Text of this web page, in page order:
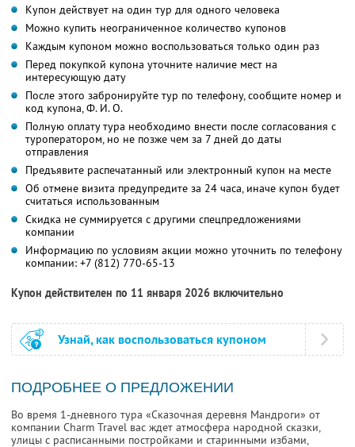
Купон действует на один тур для одного человека
Можно купить неограниченное количество купонов
Каждым купоном можно воспользоваться только один раз
Перед покупкой купона уточните наличие мест на
интересующую дату
После этого забронируйте тур по телефону, сообщите номер и
код купона,Ф. И. О.
Полную оплату тура необходимо внести после согласования с
туроператором, но не позже чем за 7 дней до даты
отправления
Предъявите распечатанный или электронный купон на месте
Об отмене визита предупредите за 24 часа, иначе купон будет
считаться использованным
Скидка не суммируется с другими спецпредложениями
компании
Информацию по условиям акции можно уточнить по телефону
компании: +7 (812) 770-65-13
Купон действителен по 11 января 2026 включительно
Узнай, как воспользоваться купоном
ПОДРОБНЕЕ О ПРЕДЛОЖЕНИИ
Во время 1-дневного тура «Сказочная деревня Мандроги» от
компании Charm Travel вас ждет атмосфера народной сказки,
улицы с расписанными постройками и старинными избами,